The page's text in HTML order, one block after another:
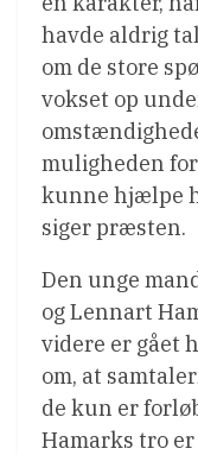
havde aldrig
om de store
vokset op
muligheden
kunne hjælpe
siger præsten.
Den unge
og Lennart
videre er gået
om, at
de kun er
Hamarks tro